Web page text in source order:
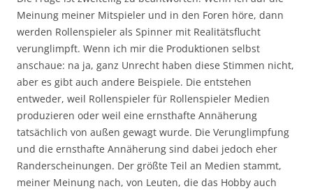
Meinung meiner Mitspieler und in den Foren höre, dann
werden Rollenspieler als Spinner mit Realitätsflucht
verunglimpft. Wenn ich mir die Produktionen selbst
anschaue: na ja, ganz Unrecht haben diese Stimmen nicht,
aber es gibt auch andere Beispiele. Die entstehen
entweder, weil Rollenspieler für Rollenspieler Medien
produzieren oder weil eine ernsthafte Annäherung
tatsächlich von außen gewagt wurde. Die Verunglimpfung
und die ernsthafte Annäherung sind dabei jedoch eher
Randerscheinungen. Der größte Teil an Medien stammt,
meiner Meinung nach, von Leuten, die das Hobby auch